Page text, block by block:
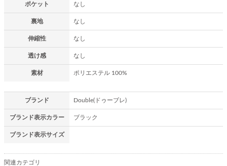
ポケット なし
裏地 なし
伸縮性 なし
透け感 なし
素材 ポリエステル 100%
ブランド Double(ドゥーブレ)
ブランド表示カラー ブラック
ブランド表示サイズ
関連カテゴリ